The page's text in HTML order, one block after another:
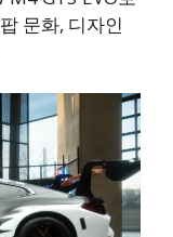
문화, 디자인